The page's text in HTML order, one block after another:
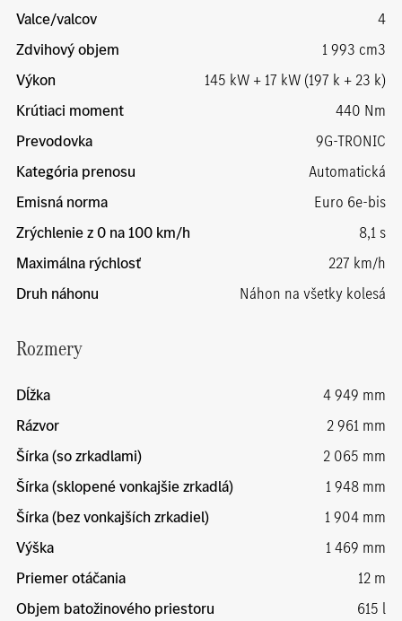
Valce/valcov
4
Zdvihový objem
1 993 cm3
Výkon
145 kW + 17 kW (197 k + 23 k)
Krútiaci moment
440 Nm
Prevodovka
9G-TRONIC
Kategória prenosu
Automatická
Emisná norma
Euro 6e-bis
Zrýchlenie z 0 na 100 km/h
8,1 s
Maximálna rýchlosť
227 km/h
Druh náhonu
Náhon na všetky kolesá
Rozmery
Dĺžka
4 949 mm
Rázvor
2 961 mm
Šírka (so zrkadlami)
2 065 mm
Šírka (sklopené vonkajšie zrkadlá)
1 948 mm
Šírka (bez vonkajších zrkadiel)
1 904 mm
Výška
1 469 mm
Priemer otáčania
12 m
Objem batožinového priestoru
615 l